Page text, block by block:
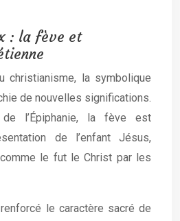
: la fève et
christianisme, la symbolique
de nouvelles significations.
l’Épiphanie, la fève est
de l’enfant Jésus,
le fut le Christ par les
le caractère sacré de